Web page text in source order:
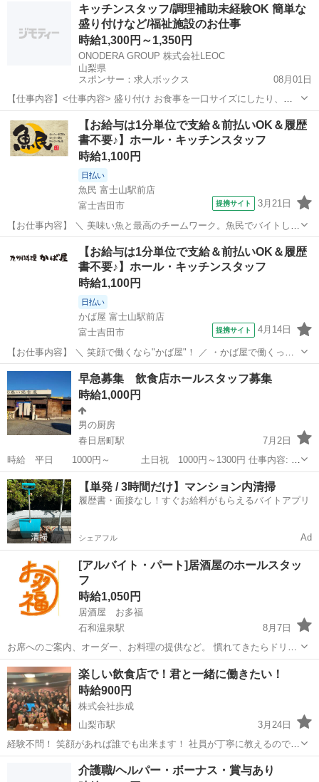
寄れてみんなで楽しめる居酒屋。 定番メニューからお酒に合う料理ま
で、幅広いラインナップ...
キッチンスタッフ/調理補助未経験OK 簡単な
盛り付けなど/福祉施設のお仕事
時給1,300円～1,350円
ONODERA GROUP 株式会社LEOC
山梨県
スポンサー：求人ボックス
08月01日
【仕事内容】<仕事内容> 盛り付け お食事を一口サイズにしたり、刻
んだりミキサーにかけたりと 食形態を変化させるのも調理補助の仕事
です。 トレイに食事を移す際はご利用者様毎に どの食事を提供をする
かが記載されている 食札を確認しな...
アルバイト・パート
【お給与は1分単位で支給＆前払いOK＆履歴
書不要♪】ホール・キッチンスタッフ
時給1,100円
日払い
魚民 富士山駅前店
富士吉田市
提携サイト 3月21日
【お仕事内容】 ＼ 美味い魚と最高のチームワーク。魚民でバイトしよ
う！ ／ ・魚民で働くってこんな感じ！
―――――――――――――― 「魚民」は、気取らない和の空間でお
いしい料理と時間を楽しめる居酒屋です。 和風を大切に...
富士吉田市 居酒屋
【お給与は1分単位で支給＆前払いOK＆履歴
書不要♪】ホール・キッチンスタッフ
時給1,100円
日払い
かば屋 富士山駅前店
富士吉田市
提携サイト 4月14日
【お仕事内容】 ＼ 笑顔で働くなら"かば屋"！ ／ ・かば屋で働くって
こんな感じ！ ――――――――――――――― かば屋は、気軽に立ち
寄れてみんなで楽しめる居酒屋。 定番メニューからお酒に合う料理ま
で、幅広いラインナップ...
山梨 富士吉田市 居酒屋
早急募集 飲食店ホールスタッフ募集
時給1,000円
男の厨房
春日居町駅
7月2日
時給 平日 1000円～ 土日祝 1000円～1300円 仕事内容: 接
客 オープン作業、配膳、片付け、閉店後の清掃 早番10:00～15:00
遅番17:00～23:00頃 (終わる時間帯はお客様の入り具合や、...
山梨 笛吹市 春日居町駅 居酒屋
【単発 / 3時間だけ】マンション内清掃
履歴書・面接なし！すぐお給料がもらえるバイトアプリ
シェアフル Ad
[アルバイト・パート]居酒屋のホールスタッ
フ
時給1,050円
居酒屋 お多福
石和温泉駅
8月7日
お席へのご案内、オーダー、お料理の提供など。 慣れてきたらドリン
ク作りもお任せしますね！
山梨 笛吹市 石和温泉駅 居酒屋 スタッフ
楽しい飲食店で！君と一緒に働きたい！
時給900円
株式会社歩成
山梨市駅
3月24日
経験不問！ 笑顔があれば誰でも出来ます！ 社員が丁寧に教えるので安
心♪ 気軽にお電話ください☆ ○ホール業務 接客、配膳、片付け、レ
ジ、オーダー受付 ドリンク作り、等 ○調理補助 洗い...
山梨市駅 居酒屋 業務
介護職/ヘルパー・ボーナス・賞与あり